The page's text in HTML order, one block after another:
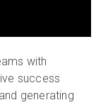
with
success
generating